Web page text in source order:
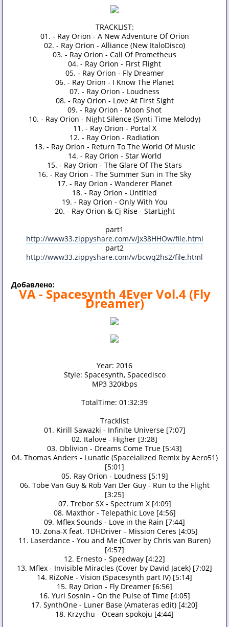
TRACKLIST:
01. - Ray Orion - A New Adventure Of Orion
02. - Ray Orion - Alliance (New ItaloDisco)
03. - Ray Orion - Call Of Prometheus
04. - Ray Orion - First Flight
05. - Ray Orion - Fly Dreamer
06. - Ray Orion - I Know The Planet
07. - Ray Orion - Loudness
08. - Ray Orion - Love At First Sight
09. - Ray Orion - Moon Shot
10. - Ray Orion - Night Silence (Synti Time Melody)
11. - Ray Orion - Portal X
12. - Ray Orion - Radiation
13. - Ray Orion - Return To The World Of Music
14. - Ray Orion - Star World
15. - Ray Orion - The Glare Of The Stars
16. - Ray Orion - The Summer Sun in The Sky
17. - Ray Orion - Wanderer Planet
18. - Ray Orion - Untitled
19. - Ray Orion - Only With You
20. - Ray Orion & Cj Rise - StarLight
part1
http://www33.zippyshare.com/v/jx38HHOw/file.html
part2
http://www33.zippyshare.com/v/bcwq2hs2/file.html
Добавлено:
VA - Spacesynth 4Ever Vol.4 (Fly
Dreamer)
Year: 2016
Style: Spacesynth, Spacedisco
MP3 320kbps
TotalTime: 01:32:39
Tracklist
01. Kirill Sawazki - Infinite Universe [7:07]
02. Italove - Higher [3:28]
03. Oblivion - Dreams Come True [5:43]
04. Thomas Anders - Lunatic (Spaceialized Remix by Aero51)
[5:01]
05. Ray Orion - Loudness [5:19]
06. Tobe Van Guy & Rob Van Der Guy - Run to the Flight
[3:25]
07. Trebor SX - Spectrum X [4:09]
08. Maxthor - Telepathic Love [4:56]
09. Mflex Sounds - Love in the Rain [7:44]
10. Zona-X feat. TDHDriver - Mission Ceres [4:05]
11. Laserdance - You and Me (Cover by Chris van Buren)
[4:57]
12. Ernesto - Speedway [4:22]
13. Mflex - Invisible Miracles (Cover by David Jacek) [7:02]
14. RiZoNe - Vision (Spacesynth part IV) [5:14]
15. Ray Orion - Fly Dreamer [6:56]
16. Yuri Sosnin - On the Pulse of Time [4:05]
17. SynthOne - Luner Base (Amateras edit) [4:20]
18. Krzychu - Ocean spokoju [4:44]